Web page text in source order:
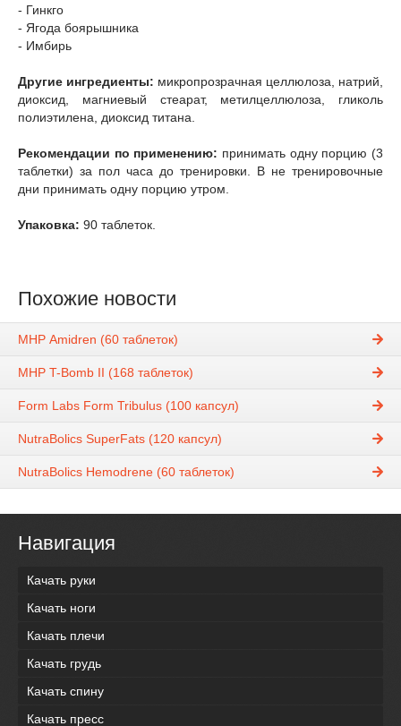
- Гинкго
- Ягода боярышника
- Имбирь
Другие ингредиенты: микропрозрачная целлюлоза, натрий,
диоксид, магниевый стеарат, метилцеллюлоза, гликоль
полиэтилена, диоксид титана.
Рекомендации по применению: принимать одну порцию (3
таблетки) за пол часа до тренировки. В не тренировочные
дни принимать одну порцию утром.
Упаковка: 90 таблеток.
Похожие новости
МНР Amidren (60 таблеток)
МНР T-Bomb II (168 таблеток)
Form Labs Form Tribulus (100 капсул)
NutraBolics SuperFats (120 капсул)
NutraBolics Hemodrene (60 таблеток)
Навигация
Качать руки
Качать ноги
Качать плечи
Качать грудь
Качать спину
Качать пресс